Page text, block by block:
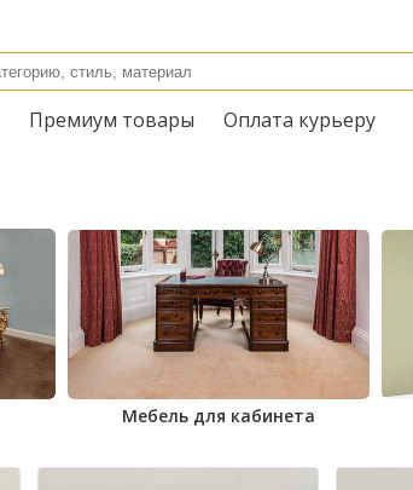
Премиум товары Оплата курьеру
Мебель для кабинета